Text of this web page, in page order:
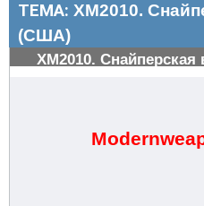
ТЕМА: ХМ2010.
(США)
ХМ2010.